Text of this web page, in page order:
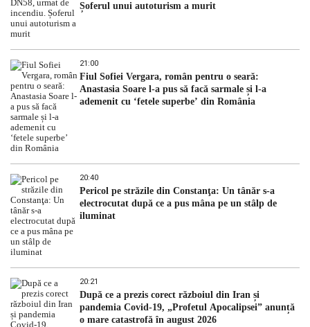
Șoferul unui autoturism a murit
21:00
Fiul Sofiei Vergara, român pentru o seară:
Anastasia Soare l-a pus să facă sarmale și l-a
ademenit cu ‘fetele superbe’ din România
20:40
Pericol pe străzile din Constanţa: Un tânăr s-a
electrocutat după ce a pus mâna pe un stâlp de
iluminat
20:21
După ce a prezis corect războiul din Iran și
pandemia Covid-19, „Profetul Apocalipsei” anunță
o mare catastrofă în august 2026